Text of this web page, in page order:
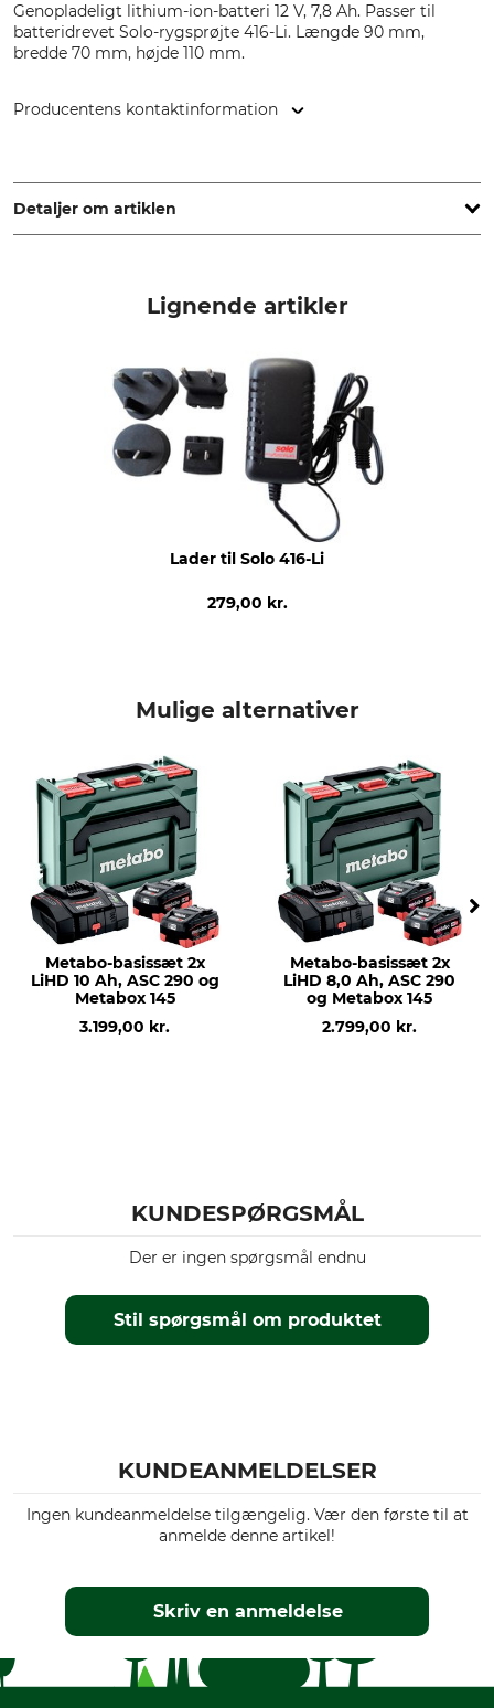
Genopladeligt lithium-ion-batteri 12 V, 7,8 Ah. Passer til
batteridrevet Solo-rygsprøjte 416-Li. Længde 90 mm,
bredde 70 mm, højde 110 mm.
Producentens kontaktinformation
Sindelfingen, Germany, www.solo.global
Detaljer om artiklen
Li-ion genopladeligt batteri
Lignende artikler
Lader til Solo 416-Li
279,00 kr.
Mulige alternativer
Metabo-basissæt 2x
LiHD 10 Ah, ASC 290 og
Metabox 145
3.199,00 kr.
Metabo-basissæt 2x
LiHD 8,0 Ah, ASC 290
og Metabox 145
2.799,00 kr.
KUNDESPØRGSMÅL
Stil spørgsmål om produktet
Der er ingen spørgsmål endnu
KUNDEANMELDELSER
Ingen kundeanmeldelse tilgængelig. Vær den første til at
anmelde denne artikel!
Skriv en anmeldelse